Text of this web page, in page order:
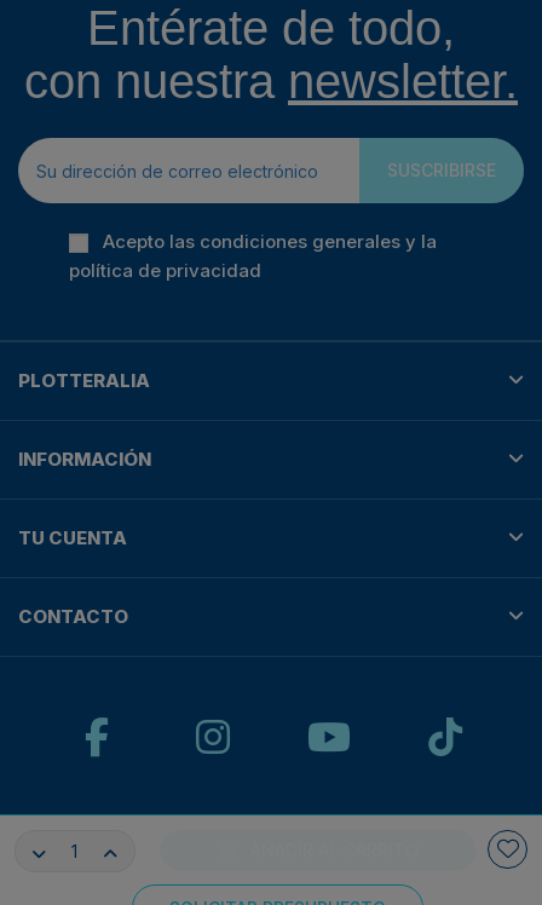
Entérate de todo,
con nuestra newsletter.
SUSCRIBIRSE
Acepto las condiciones generales y la
política de privacidad
PLOTTERALIA
INFORMACIÓN
TU CUENTA
CONTACTO
Pagos 100% seguros con: